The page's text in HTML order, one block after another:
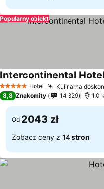
Popularny obiekt
5 KategoriaHotel Kulinarna
8,8 Znakomity 14 829 1.0
Od 2043 zł
Zobacz ceny z 14 stron